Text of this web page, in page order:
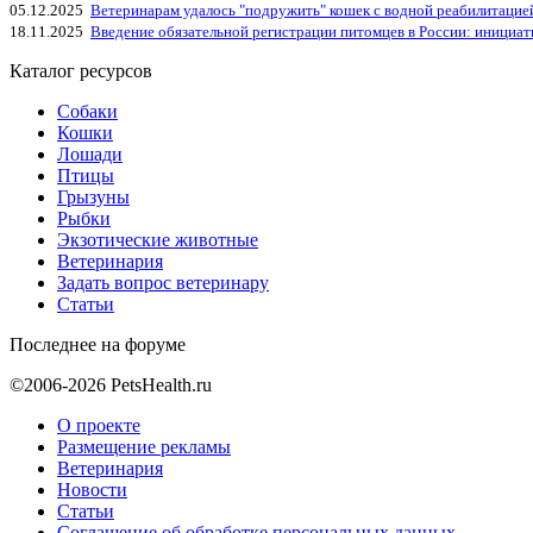
05.12.2025 Ветеринарам удалось "подружить" кошек с водной
18.11.2025 Введение обязательной регистрации питомцев в России:
Каталог ресурсов
Собаки
Кошки
Лошади
Птицы
Грызуны
Рыбки
Экзотические животные
Ветеринария
Задать вопрос ветеринару
Статьи
Последнее на форуме
©2006-2026 PetsHealth.ru
О проекте
Размещение рекламы
Ветеринария
Новости
Статьи